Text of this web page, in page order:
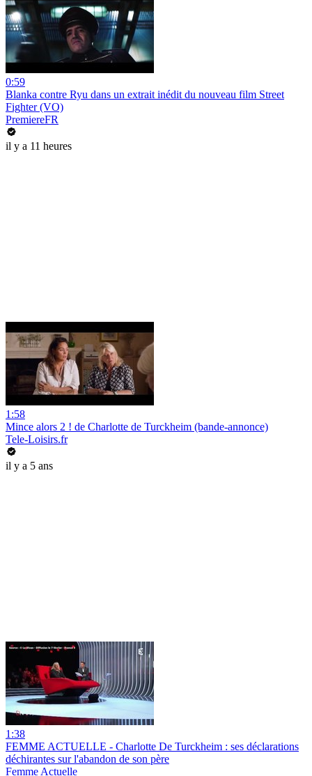
0:59
Blanka contre Ryu dans un extrait inédit du nouveau film Street
Fighter (VO)
PremiereFR
il y a 11 heures
1:58
Mince alors 2 ! de Charlotte de Turckheim (bande-annonce)
Tele-Loisirs.fr
il y a 5 ans
1:38
FEMME ACTUELLE - Charlotte De Turckheim : ses déclarations
déchirantes sur l'abandon de son père
Femme Actuelle